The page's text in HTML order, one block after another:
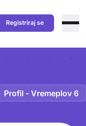
Registriraj se
Profil - Vremeplov 6